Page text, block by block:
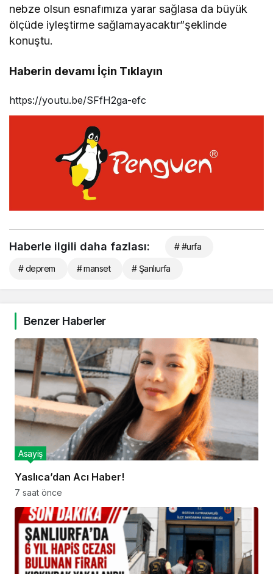
nebze olsun esnafımıza yarar sağlasa da büyük
ölçüde iyleştirme sağlamayacaktır”şeklinde
konuştu.
Haberin devamı İçin Tıklayın
https://youtu.be/SFfH2ga-efc
Haberle ilgili daha fazlası: # #urfa
# deprem # manset # Şanlıurfa
Benzer Haberler
Yaslıca’dan Acı Haber!
Asayiş
7 saat önce